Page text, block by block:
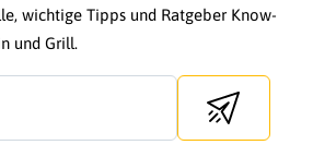
wichtige Tipps und Ratgeber Know-
und Grill.
Send